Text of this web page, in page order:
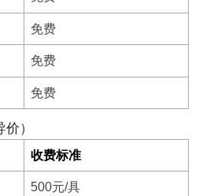
区、冷藏解剖室区、火化车间
有2台高档拣灰程控炉、3台
车辆。三、主要业务：遗体
穿衣、遗体运输、追悼厅服
等。四、服务宗旨：丧户至
承诺：主动热情、服务周
，一切以丧户需要为较大追
高标准。六、基本丧葬费用减
免费
免费
免费
）
收费标准
500元/具